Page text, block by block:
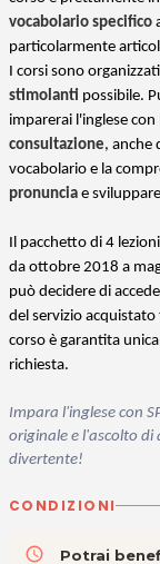
vocabolario specifico
particolarmente
I corsi sono
stimolanti possibile.
imparerai l'inglese
consultazione, anche
vocabolario e la
pronuncia e
Il pacchetto di 4
da ottobre 2018 a
può decidere di
del servizio
corso è garantita
richiesta.
Impara l'inglese con
originale e l'ascolto di
divertente!
CONDIZIONI
access_time Potrai